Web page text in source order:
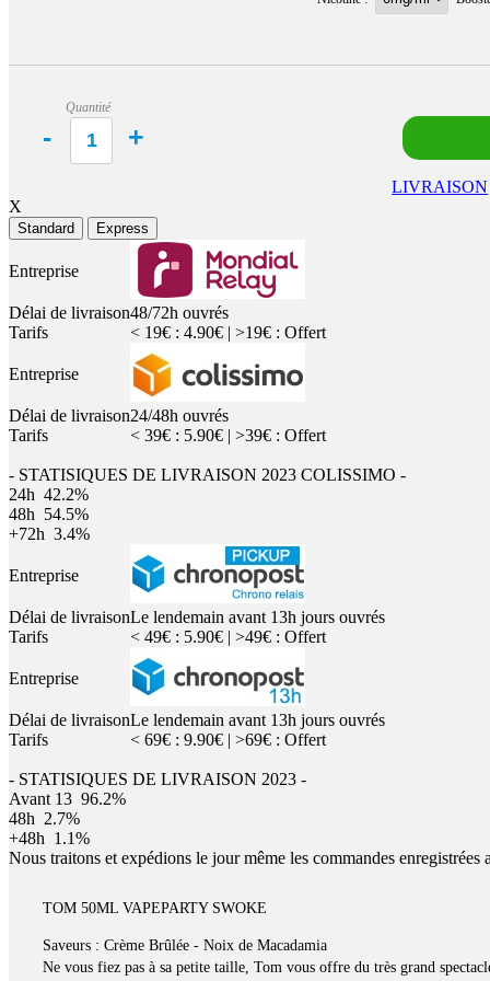
Quantité
LIVRAISON
X
Standard Express
Entreprise
Délai de livraison48/72h ouvrés
Tarifs
< 19€ : 4.90€ | >19€ : Offert
Entreprise
Délai de livraison24/48h ouvrés
Tarifs
< 39€ : 5.90€ | >39€ : Offert
- STATISIQUES DE LIVRAISON 2023 COLISSIMO -
24h 42.2%
48h 54.5%
+72h 3.4%
Entreprise
Délai de livraisonLe lendemain avant 13h jours ouvrés
Tarifs
< 49€ : 5.90€ | >49€ : Offert
Entreprise
Délai de livraisonLe lendemain avant 13h jours ouvrés
Tarifs
< 69€ : 9.90€ | >69€ : Offert
- STATISIQUES DE LIVRAISON 2023 -
Avant 13 96.2%
48h 2.7%
+48h 1.1%
Nous traitons et expédions le jour même les commandes
TOM 50ML VAPEPARTY SWOKE
Saveurs : Crème Brûlée - Noix de Macadamia
Ne vous fiez pas à sa petite taille, Tom vous offre du très grand